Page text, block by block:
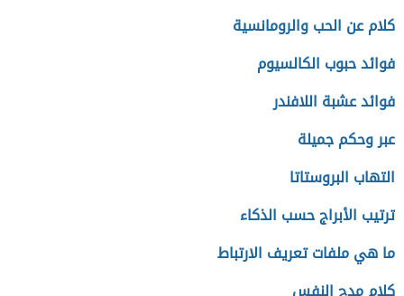
كلام عن الحب والرومانسية
فوائد حبوب الكالسيوم
فوائد عشبة اللافندر
عبر وحكم جميلة
التهاب البروستاتا
ترتيب الأبراج حسب الذكاء
ما هي ملفات تعريف الارتباط